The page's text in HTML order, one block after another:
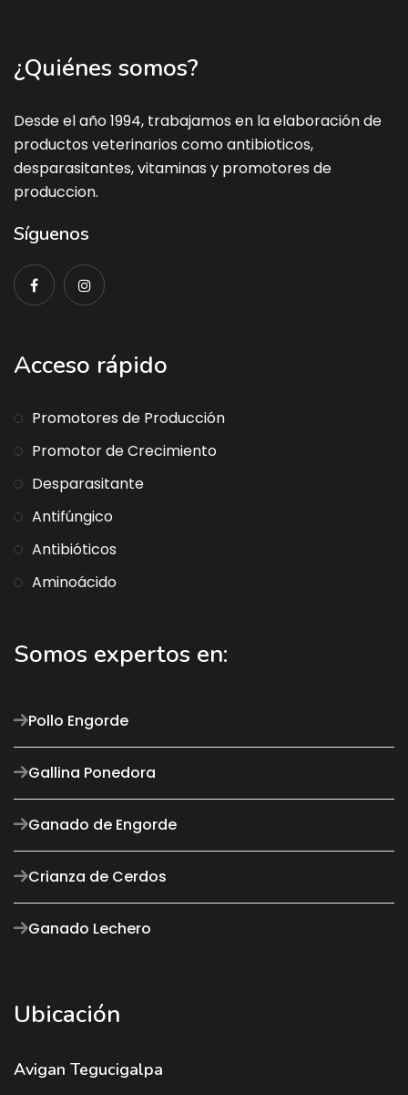
¿Quiénes somos?
Desde el año 1994, trabajamos en la elaboración de
productos veterinarios como antibioticos,
desparasitantes, vitaminas y promotores de
produccion.
Síguenos
Acceso rápido
Promotores de Producción
Promotor de Crecimiento
Desparasitante
Antifúngico
Antibióticos
Aminoácido
Somos expertos en:
Pollo Engorde
Gallina Ponedora
Ganado de Engorde
Crianza de Cerdos
Ganado Lechero
Ubicación
Avigan Tegucigalpa